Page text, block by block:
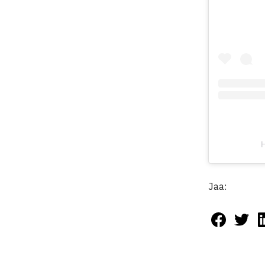
Jaa: